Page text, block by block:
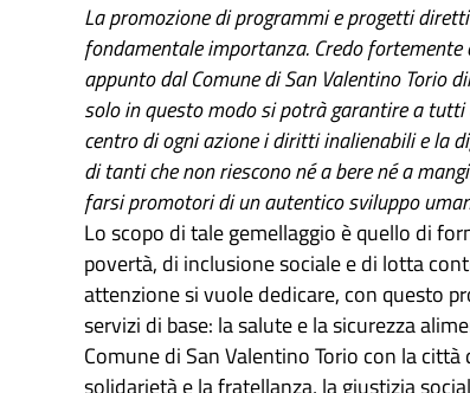
La promozione di programmi e progetti
fondamentale importanza. Credo
appunto dal Comune di San Valentino Torio
solo in questo modo si potrà garantire a
centro di ogni azione i diritti inalienabili e la
di tanti che non riescono né a bere né a
farsi promotori di un autentico sviluppo
Lo scopo di tale gemellaggio è quello di
povertà, di inclusione sociale e di lotta
attenzione si vuole dedicare, con questo
servizi di base: la salute e la sicurezza
Comune di San Valentino Torio con la